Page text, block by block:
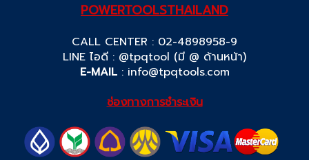
POWERTOOLSTHAILAND
CALL CENTER : 02-4898958-9
LINE ไอดี : @tpqtool (มี @ ด้านหน้า)
E-MAIL: info@tpqtools.com
ช่องทางการชำระเงิน